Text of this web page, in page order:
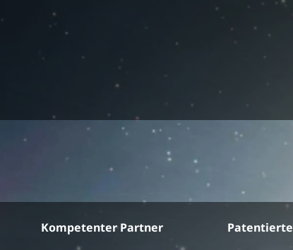
Kompetenter Partner